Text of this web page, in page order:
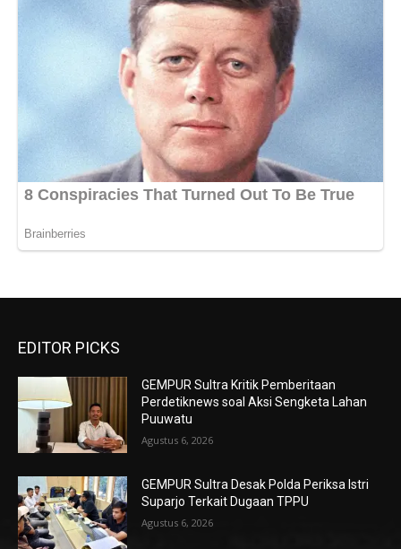
EDITOR PICKS
GEMPUR Sultra Kritik Pemberitaan
Perdetiknews soal Aksi Sengketa Lahan
Puuwatu
Agustus 6, 2026
GEMPUR Sultra Desak Polda Periksa Istri
Suparjo Terkait Dugaan TPPU
Agustus 6, 2026